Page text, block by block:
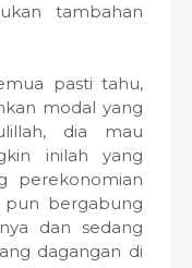
tambahan
pasti tahu,
modal yang
dia mau
inilah yang
perekonomian
pun bergabung
nya dan sedang
dagangan di